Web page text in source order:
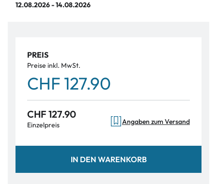
12.08.2026 - 14.08.2026
PREIS
Preise inkl. MwSt.
CHF 127.90
CHF 127.90
Einzelpreis Angaben zum Versand
IN DEN WARENKORB